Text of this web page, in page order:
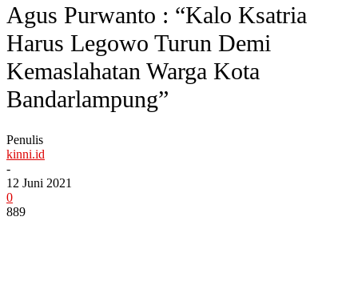
Agus Purwanto : “Kalo Ksatria
Harus Legowo Turun Demi
Kemaslahatan Warga Kota
Bandarlampung”
Penulis
kinni.id
-
12 Juni 2021
0
889